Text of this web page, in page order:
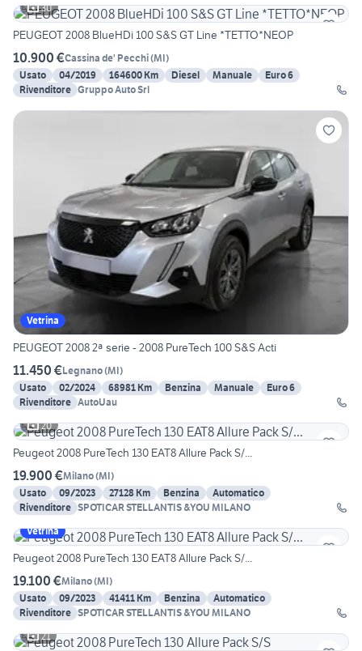
30
PEUGEOT 2008 BlueHDi 100 S&S GT Line *TETTO*NEOP
10.900 €Cassina de' Pecchi(MI)
Usato
04/2019 164600 Km Diesel Manuale
Euro 6
Rivenditore Gruppo Auto Srl
Vetrina
PEUGEOT 2008 2ª serie - 2008 PureTech 100 S&S Acti
11.450 €Legnano(MI)
Usato
02/2024 68981 Km Benzina Manuale
Euro 6
Rivenditore AutoUau
20
Peugeot 2008 PureTech 130 EAT8 Allure Pack S/...
19.900 €Milano(MI)
Usato
09/2023 27128 Km Benzina
Automatico
Rivenditore SPOTICAR STELLANTIS &YOU MILANO
Vetrina
Peugeot 2008 PureTech 130 EAT8 Allure Pack S/...
19.100 €Milano(MI)
Usato
09/2023 41411 Km Benzina
Automatico
Rivenditore SPOTICAR STELLANTIS &YOU MILANO
21